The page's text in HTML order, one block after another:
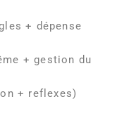
+ dépense
+ gestion du
+ reflexes)